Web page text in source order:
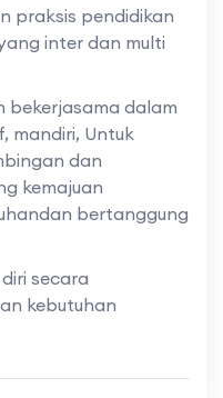
praksis pendidikan
inter dan multi
bekerjasama dalam
mandiri, Untuk
dan
kemajuan
bertanggung
secara
kebutuhan